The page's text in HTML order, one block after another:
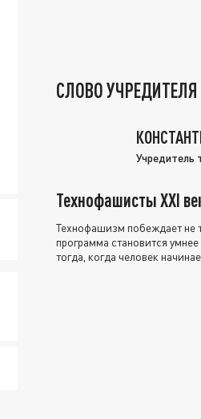
СЛОВО УЧРЕДИТЕЛЯ
Учредитель
Технофашисты XXI
Технофашизм побеждает не
программа становится
тогда, когда человек